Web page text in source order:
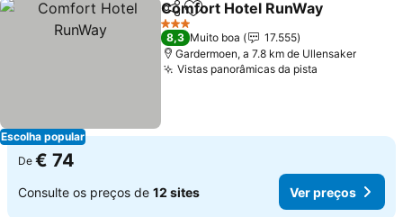
Escolha popular
PartilharAdicionar aos favoritos
Comfort Hotel RunWay
3 Estrelas
8,3 Muito boa
17.555
Gardermoen, a 7.8 km de Ullensaker
Vistas panorâmicas da pista
De € 74
Consulte os preços de 12 sites Ver preços